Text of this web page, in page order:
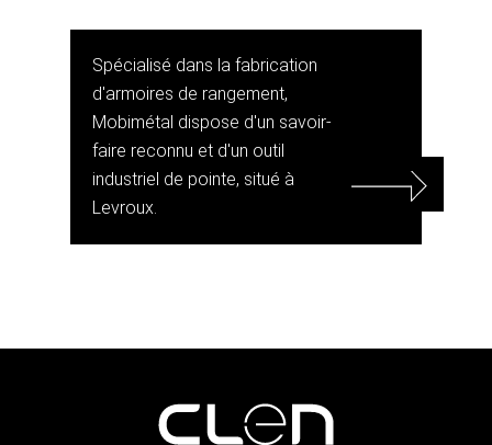
Spécialisé dans la fabrication
d'armoires de rangement,
Mobimétal dispose d'un savoir-
faire reconnu et d'un outil
industriel de pointe, situé à
Levroux.